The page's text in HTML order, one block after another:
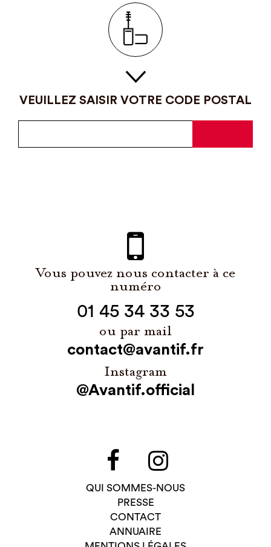
VEUILLEZ SAISIR VOTRE CODE POSTAL
Vous pouvez nous contacter à ce
numéro
01 45 34 33 53
ou par mail
contact@avantif.fr
Instagram
@Avantif.official
QUI SOMMES-NOUS
PRESSE
CONTACT
ANNUAIRE